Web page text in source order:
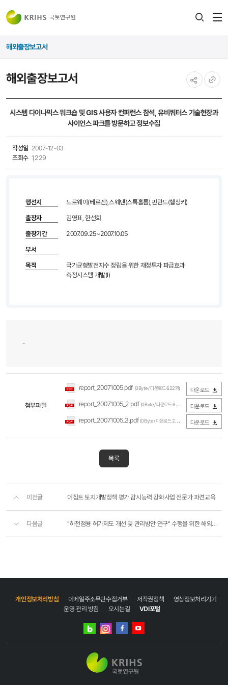
해외출장보고서
해외출장보고서
복사
시스템 다이나믹스 워크숍 및 GIS 사용자 컨퍼런스 참석, 유비쿼터스 기술현장과
사이언스 파크를 방문하고 정보수집
작성일 2007-12-03
조회수 1,229
행선지 노르웨이(베르겐),스웨덴(스톡홀름),핀란드(헬싱키)
출장자 김영표, 한선희
출장기간 2007.09.25~2007.10.05
부서
목적
국가균형발전지수 정립을 위한 재정투자 파급효과
측정시스템 개발(Ⅰ)
-
첨부파일
report_20071005.pdf (0Byte / 다운로드 622회) 다운로드
report_20071005_2.pdf (0Byte / 다운로드 624회) 다운로드
report_20071005_3.pdf (0Byte / 다운로드 256회) 다운로드
목록
이전글 이집트 토지개발정책 평가 감시능력 강화사업 전문가 파견교육
다음글 "하천점용 허가제도 개선 및 관리방안 연구" 수행을 위한 해외사례 현장조사 및 전문가면담, 자료..
개인정보처리방침 이메일주소무단수집거부 저작권정책
영상정보처리기기
운영·관리 방침
오시는길 VDI포털
네이버
인스타그램